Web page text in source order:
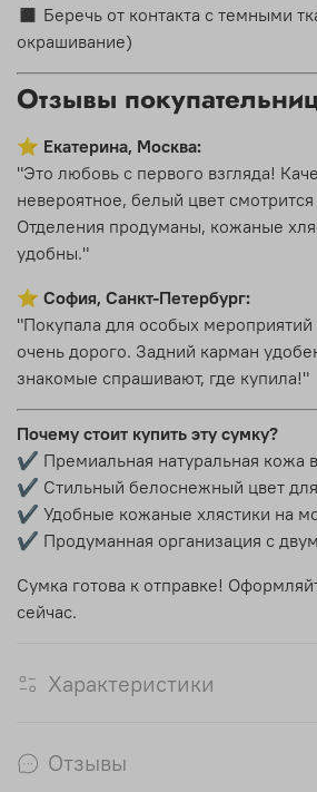
◼ Беречь от контакта с темными
окрашивание)
Отзывы
⭐ Екатерина, Москва:
"Это любовь с первого взгляда!
невероятное, белый цвет
Отделения продуманы, кожаные
удобны."
⭐ София, Санкт-Петербург:
"Покупала для особых мероприятий
очень дорого. Задний карман
знакомые спрашивают, где купила!"
Почему стоит купить эту сумку?
✔ Премиальная натуральная кожа
✔ Стильный белоснежный цвет для
✔ Удобные кожаные хлястики на
✔ Продуманная организация с
Сумка готова к отправке!
сейчас.
Характеристики
Отзывы